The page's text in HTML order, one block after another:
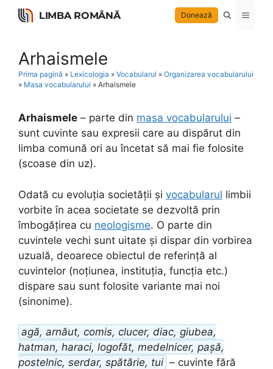
Skip
LIMBA ROMÂNĂ Donează Menu
Arhaismele
Prima pagină » Lexicologia » Vocabularul » Organizarea vocabularului
» Masa vocabularului » Arhaismele
Arhaismele – parte din masa vocabularului –
sunt cuvinte sau expresii care au dispărut din
limba comună ori au încetat să mai fie folosite
(scoase din uz).
Odată cu evoluția societății și vocabularul limbii
vorbite în acea societate se dezvoltă prin
îmbogățirea cu neologisme. O parte din
cuvintele vechi sunt uitate și dispar din vorbirea
uzuală, deoarece obiectul de referință al
cuvintelor (noțiunea, instituția, funcția etc.)
dispare sau sunt folosite variante mai noi
(sinonime).
agă, arnăut, comis, clucer, diac, giubea,
hatman, haraci, logofăt, medelnicer, pașă,
postelnic, serdar, spătărie, tui – cuvinte fără